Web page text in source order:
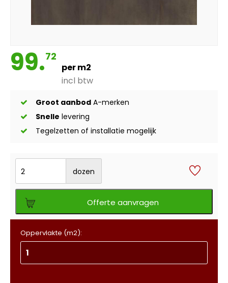
99.72
per m2
incl btw
Groot aanbod A-merken
Snelle levering
Tegelzetten of installatie mogelijk
dozen
Offerte aanvragen
Oppervlakte (m2):